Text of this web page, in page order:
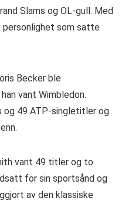
Slams og OL-gull. Med
personlighet som satte
Becker ble
vant Wimbledon.
og 49 ATP-singletitler og
vant 49 titler og to
for sin sportsånd og
av den klassiske